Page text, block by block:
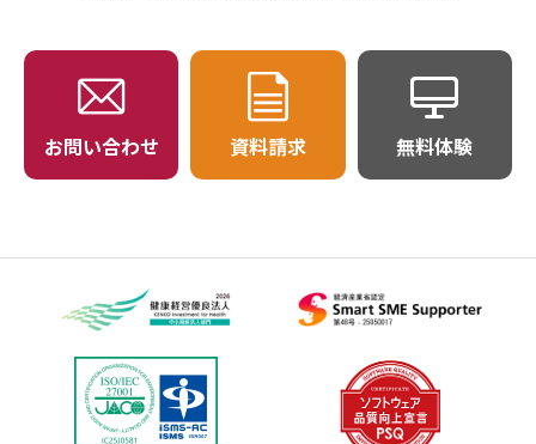
お問い合わせ 資料請求 無料体験